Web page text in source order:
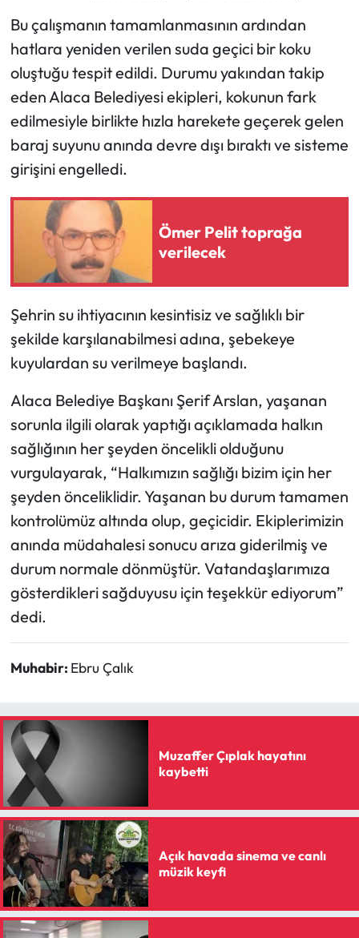
Bu çalışmanın tamamlanmasının ardından
hatlara yeniden verilen suda geçici bir koku
oluştuğu tespit edildi. Durumu yakından takip
eden Alaca Belediyesi ekipleri, kokunun fark
edilmesiyle birlikte hızla harekete geçerek gelen
baraj suyunu anında devre dışı bıraktı ve sisteme
girişini engelledi.
Ömer Pelit toprağa
verilecek
Şehrin su ihtiyacının kesintisiz ve sağlıklı bir
şekilde karşılanabilmesi adına, şebekeye
kuyulardan su verilmeye başlandı.
Alaca Belediye Başkanı Şerif Arslan, yaşanan
sorunla ilgili olarak yaptığı açıklamada halkın
sağlığının her şeyden öncelikli olduğunu
vurgulayarak, “Halkımızın sağlığı bizim için her
şeyden önceliklidir. Yaşanan bu durum tamamen
kontrolümüz altında olup, geçicidir. Ekiplerimizin
anında müdahalesi sonucu arıza giderilmiş ve
durum normale dönmüştür. Vatandaşlarımıza
gösterdikleri sağduyusu için teşekkür ediyorum”
dedi.
Muhabir: Ebru Çalık
Muzaffer Çıplak hayatını
kaybetti
Açık havada sinema ve canlı
müzik keyfi
Uğurludağ Haberleri
Yaşam
Yayla Haber
Yemek Tarifleri
Yerel Haberler